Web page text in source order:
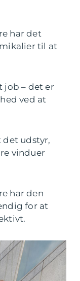
har det
til at
job – det er
ved at
det udstyr,
vinduer
har den
for at